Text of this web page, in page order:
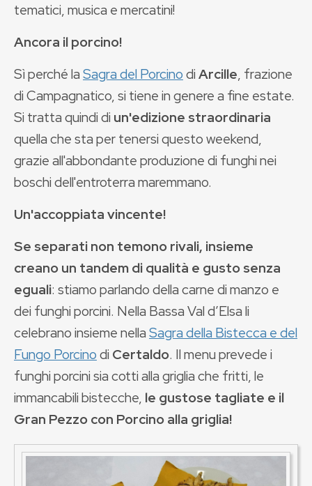
tematici, musica e mercatini!
Ancora il porcino!
Sì perché laSagra del PorcinodiArcille, frazione
di Campagnatico, si tiene in genere a fine estate.
Si tratta quindi di un'edizione straordinaria
quella che sta per tenersi questo weekend,
grazie all'abbondante produzione di funghi nei
boschi dell'entroterra maremmano.
Un'accoppiata vincente!
Se separati non temono rivali, insieme
creano un tandem di qualità e gusto senza
eguali: stiamo parlando della carne di manzo e
dei funghi porcini. Nella Bassa Val d’Elsa li
celebrano insieme nellaSagra della Bistecca e del
Fungo Porcinodi Certaldo. Il menu prevede i
funghi porcini sia cotti alla griglia che fritti, le
immancabili bistecche, le gustose tagliate e il
Gran Pezzo con Porcino alla griglia!